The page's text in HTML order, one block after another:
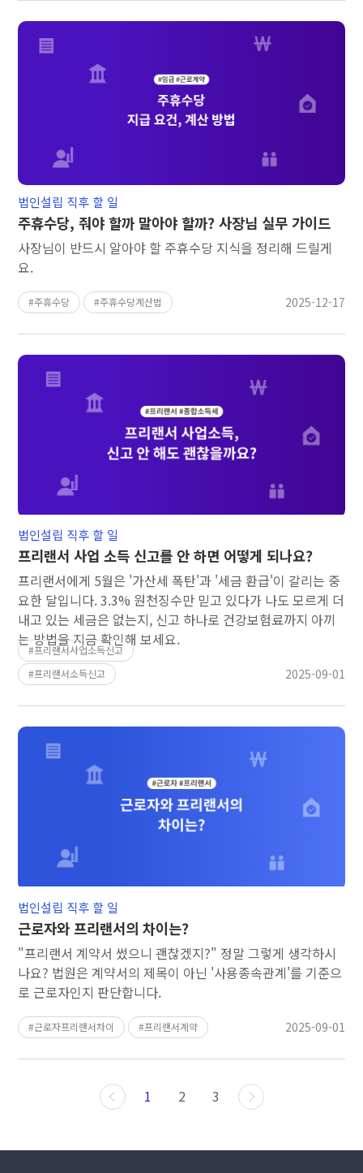
주휴수당, 줘야 할까 말아야 할까? 사장님 실무 가이드
사장님이 반드시 알아야 할 주휴수당 지식을 정리해 드릴게
요.
법인설립 직후 할 일
주휴수당 주휴수당계산법 2025-12-17
프리랜서 사업 소득 신고를 안 하면 어떻게 되나요?
프리랜서에게 5월은 '가산세 폭탄'과 '세금 환급'이 갈리는 중
요한 달입니다. 3.3% 원천징수만 믿고 있다가 나도 모르게 더
내고 있는 세금은 없는지, 신고 하나로 건강보험료까지 아끼
는 방법을 지금 확인해 보세요.
법인설립 직후 할 일
프리랜서사업소득신고
프리랜서소득신고
2025-09-01
근로자와 프리랜서의 차이는?
"프리랜서 계약서 썼으니 괜찮겠지?" 정말 그렇게 생각하시
나요? 법원은 계약서의 제목이 아닌 '사용종속관계'를 기준으
로 근로자인지 판단합니다.
법인설립 직후 할 일
근로자프리랜서차이 프리랜서계약 2025-09-01
1 2 3